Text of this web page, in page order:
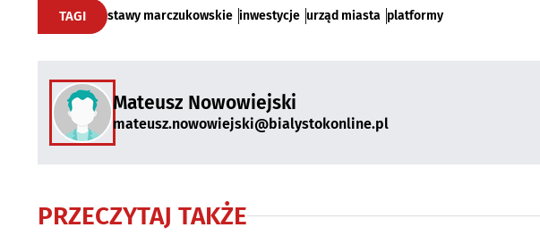
TAGI stawy marczukowskie inwestycje urząd miasta platformy
Mateusz Nowowiejski
mateusz.nowowiejski@bialystokonline.pl
PRZECZYTAJ TAKŻE